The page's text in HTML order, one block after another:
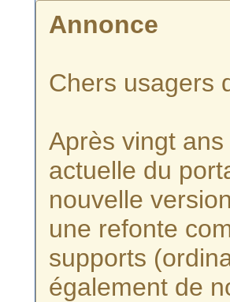
Annonce
Chers usagers
Après vingt
actuelle du
nouvelle
une refonte
supports
également de